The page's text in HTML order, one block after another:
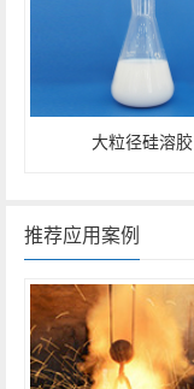
大粒径硅溶胶
推荐应用案例